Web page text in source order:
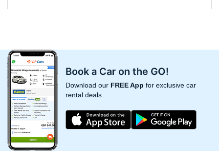
Book a Car on the GO!
Download our FREE App for exclusive car
rental deals.